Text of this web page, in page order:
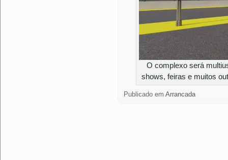
O complexo será
shows, feiras e muitos
Publicado em Arrancada